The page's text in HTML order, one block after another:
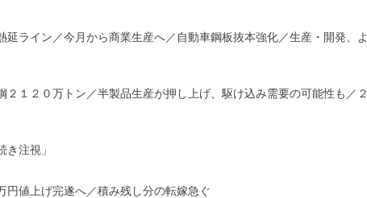
ライン／今月から商業生産へ／自動車鋼板抜本強化／生産・開発、よ
１２０万トン／半製品生産が押し上げ、駆け込み需要の可能性も／２
注視」
値上げ完遂へ／積み残し分の転嫁急ぐ